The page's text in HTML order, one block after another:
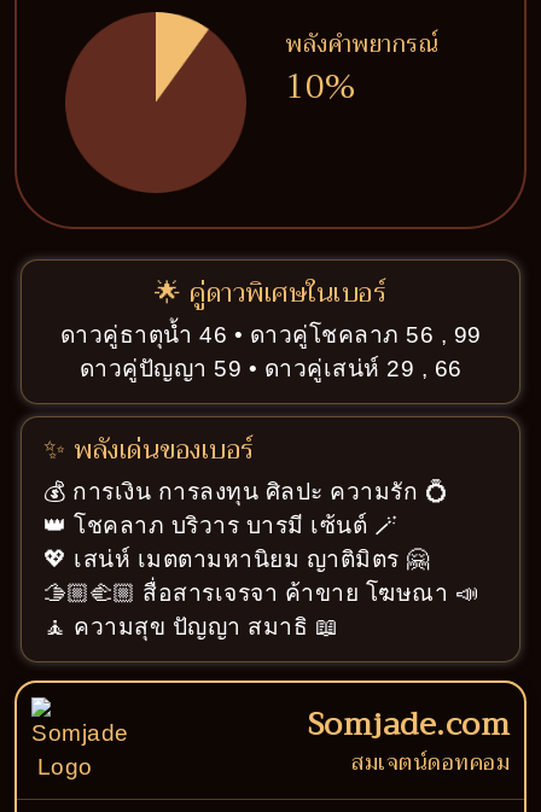
พลังคำพยากรณ์
10%
🌟 คู่ดาวพิเศษในเบอร์
ดาวคู่ธาตุน้ำ 46 • ดาวคู่โชคลาภ 56 , 99
ดาวคู่ปัญญา 59 • ดาวคู่เสน่ห์ 29 , 66
✨ พลังเด่นของเบอร์
💰 การเงิน การลงทุน ศิลปะ ความรัก 💍
👑 โชคลาภ บริวาร บารมี เซ้นต์ 🪄
💖 เสน่ห์ เมตตามหานิยม ญาติมิตร 🤗
🫱🏼‍🫲🏼 สื่อสารเจรจา ค้าขาย โฆษณา 📣
🧘 ความสุข ปัญญา สมาธิ 📖
Somjade.com
สมเจตน์ดอทคอม